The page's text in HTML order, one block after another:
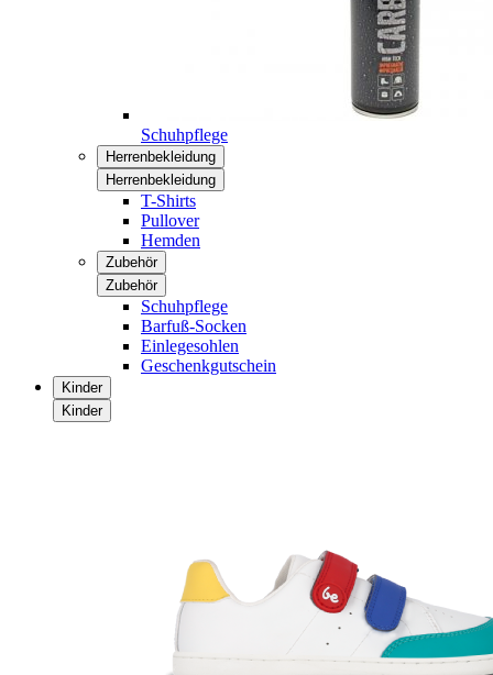
Schuhpflege
Herrenbekleidung
Herrenbekleidung
T-Shirts
Pullover
Hemden
Zubehör
Zubehör
Schuhpflege
Barfuß-Socken
Einlegesohlen
Geschenkgutschein
Kinder
Kinder